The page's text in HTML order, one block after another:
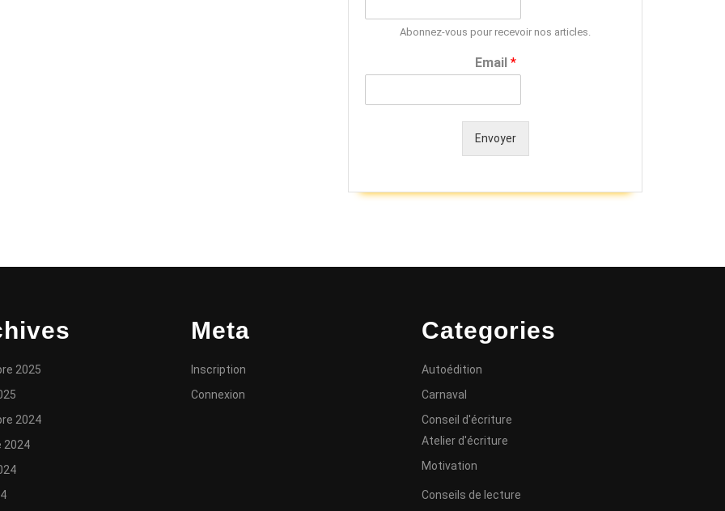
Abonnez-vous pour recevoir nos articles.
Email *
Envoyer
2025
2024
2024
Meta
Inscription
Connexion
Categories
Autoédition
Carnaval
Conseil d'écriture
Atelier d'écriture
Motivation
Conseils de lecture